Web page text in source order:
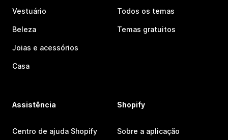
Vestuário
Beleza
Joias e acessórios
Casa
Todos os temas
Temas gratuitos
Assistência
Centro de ajuda Shopify
Shopify
Sobre a aplicação